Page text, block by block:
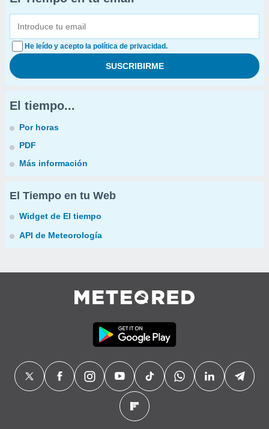
He leído y acepto la política de privacidad.
El tiempo...
Por horas
PDF
Más información
El Tiempo en tu Web
Widget de El tiempo
API de Meteorología